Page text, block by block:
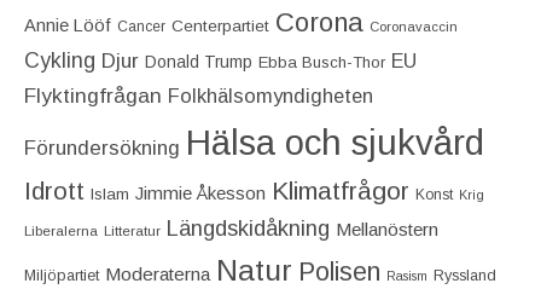
Annie Lööf Cancer Centerpartiet‎ Corona Coronavaccin
Cykling Djur Donald Trump Ebba Busch-Thor EU
Flyktingfrågan Folkhälsomyndigheten
Förundersökning Hälsa och sjukvård
Idrott Islam Jimmie Åkesson Klimatfrågor Konst Krig
Liberalerna Litteratur Längdskidåkning Mellanöstern
Miljöpartiet Moderaterna Natur Polisen Rasism Ryssland